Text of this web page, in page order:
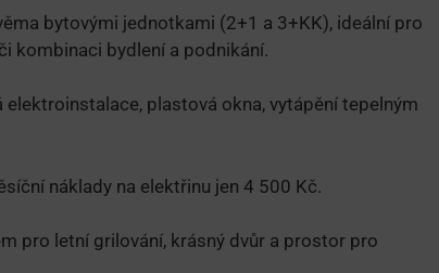
bytovými jednotkami (2+1 a 3+KK), ideální pro
kombinaci bydlení a podnikání.
elektroinstalace, plastová okna, vytápění tepelným
náklady na elektřinu jen 4 500 Kč.
pro letní grilování, krásný dvůr a prostor pro